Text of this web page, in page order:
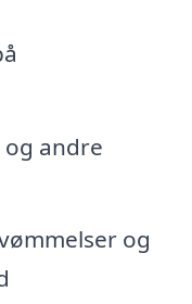
og andre
og